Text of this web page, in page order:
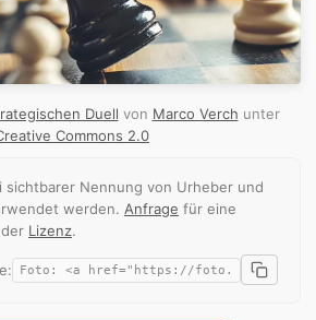
Duell von Marco Verch unter
Commons 2.0
sichtbarer Nennung von Urheber und
werden. Anfrage für eine
Lizenz.